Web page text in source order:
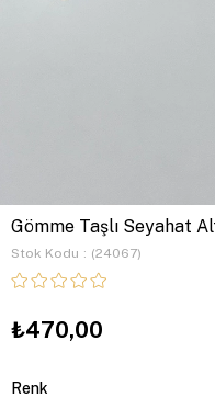
Gömme Taşlı Seyahat
Stok Kodu (24067)
₺470,00
Renk